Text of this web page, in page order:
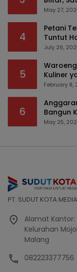
Serius
May 27,
4
Petani
Tuntut
July 26,
5
Waroeng
Kuliner
February 8,
6
Bangun
Bencana
May 25,
PT. SUDUT KOTA
Alamat Kantor:
Kelurahan
Malang
082223377756